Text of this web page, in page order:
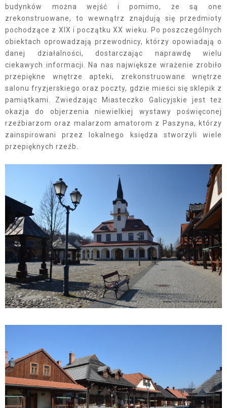
budynków można wejść i pomimo, że są one
zrekonstruowane, to wewnątrz znajdują się przedmioty
pochodzące z XIX i początku XX wieku. Po poszczególnych
obiektach oprowadzają przewodnicy, którzy opowiadają o
danej działalności, dostarczając naprawdę wielu
ciekawych informacji. Na nas największe wrażenie zrobiło
przepiękne wnętrze apteki, zrekonstruowane wnętrze
salonu fryzjerskiego oraz poczty, gdzie mieści się sklepik z
pamiątkami. Zwiedzając Miasteczko Galicyjskie jest też
okazja do objerzenia niewielkiej wystawy poświęconej
rzeźbiarzom oraz malarzom amatorom z Paszyna, którzy
zainspirowani przez lokalnego księdza stworzyli wiele
przepięknych rzeźb.